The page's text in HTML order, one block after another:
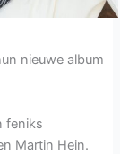
nieuwe album
feniks
Martin Hein.